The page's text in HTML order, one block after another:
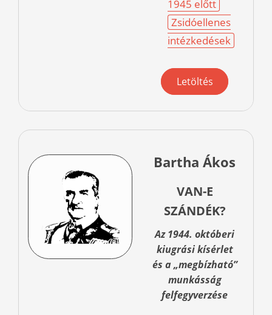
1945 előtt
Zsidóellenes
intézkedések
Letöltés
Bartha Ákos
VAN-E
SZÁNDÉK?
Az 1944. októberi
kiugrási kísérlet
és a „megbízható”
munkásság
felfegyverzése